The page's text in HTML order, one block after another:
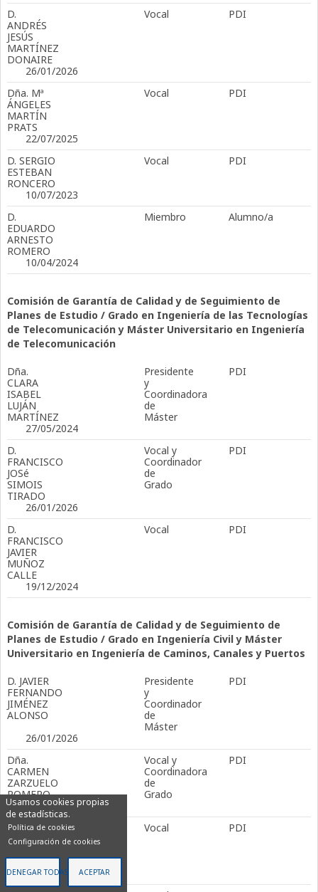
Usamos cookies propias
de estadísticas.
Política de cookies
Configuración de cookies
DENEGAR TODAS ACEPTAR
D.
ANDRÉS
JESÚS
MARTÍNEZ
DONAIRE
Vocal PDI
26/01/2026
Dña. Mª
ÁNGELES
MARTÍN
PRATS
Vocal PDI
22/07/2025
D. SERGIO
ESTEBAN
RONCERO
Vocal PDI
10/07/2023
D.
EDUARDO
ARNESTO
ROMERO
Miembro Alumno/a
10/04/2024
Comisión de Garantía de Calidad y de Seguimiento de
Planes de Estudio / Grado en Ingeniería de las Tecnologías
de Telecomunicación y Máster Universitario en Ingeniería
de Telecomunicación
Dña.
CLARA
ISABEL
LUJÁN
MARTÍNEZ
Presidente
y
Coordinadora
de
Máster
PDI
27/05/2024
D.
FRANCISCO
JOSé
SIMOIS
TIRADO
Vocal y
Coordinador
de
Grado
PDI
26/01/2026
D.
FRANCISCO
JAVIER
MUÑOZ
CALLE
Vocal PDI
19/12/2024
Comisión de Garantía de Calidad y de Seguimiento de
Planes de Estudio / Grado en Ingeniería Civil y Máster
Universitario en Ingeniería de Caminos, Canales y Puertos
D. JAVIER
FERNANDO
JIMÉNEZ
ALONSO
Presidente
y
Coordinador
de
Máster
PDI
26/01/2026
Dña.
CARMEN
ZARZUELO
ROMERO
Vocal y
Coordinadora
de
Grado
PDI
19/12/2024
D. JOSÉ
ÁNGEL
GONZÁLEZ
PÉREZ
Vocal PDI
15/07/2016